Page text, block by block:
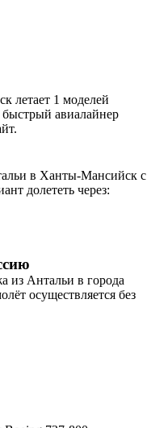
летает 1 моделей
авиалайнер
в Ханты-Мансийск с
долететь через:
из Антальи в города
осуществляется без